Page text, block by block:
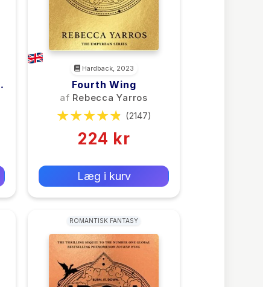
Hardback, 2023
Fourth Wing
af Rebecca Yarros
(2147)
224 kr
Læg i kurv
ROMANTISK FANTASY